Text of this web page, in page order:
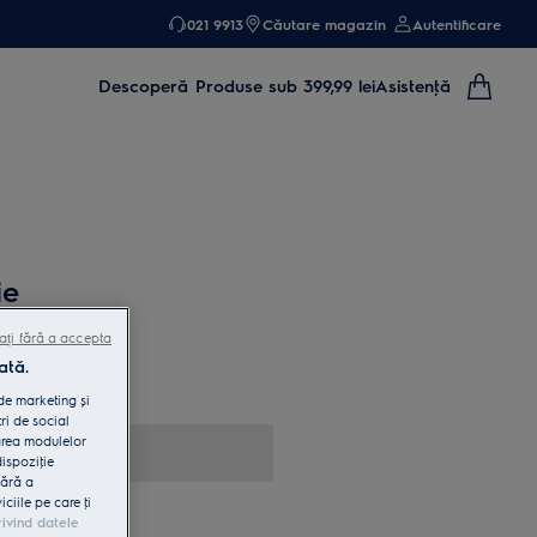
021 9913 Căutare magazin Autentificare
Descoperă Produse sub 399,99 leiAsistenţă
marketing și
de social
modulelor
a
pe care ţi
datele
fără a accepta